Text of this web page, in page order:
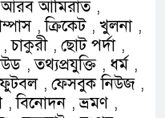
এখনই
আরব আমিরাত ,
,ক্রিকেট , খুলনা ,
,চাকুরী , ছোট পর্দা ,
,তথ্যপ্রযুক্তি , ধর্ম ,
ফুটবল , ফেসবুক নিউজ ,
,বিনোদন ,ভ্রমণ ,